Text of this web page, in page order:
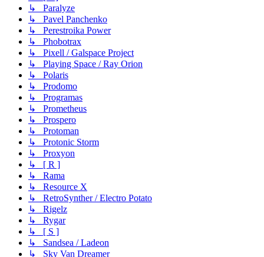
↳ Paralyze
↳ Pavel Panchenko
↳ Perestroika Power
↳ Phobotrax
↳ Pixell / Galspace Project
↳ Playing Space / Ray Orion
↳ Polaris
↳ Prodomo
↳ Programas
↳ Prometheus
↳ Prospero
↳ Protoman
↳ Protonic Storm
↳ Proxyon
↳ [ R ]
↳ Rama
↳ Resource X
↳ RetroSynther / Electro Potato
↳ Rigelz
↳ Rygar
↳ [ S ]
↳ Sandsea / Ladeon
↳ Sky Van Dreamer